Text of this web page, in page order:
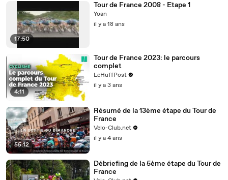
17:50
Tour de France 2008 - Etape 1
Yoan
il y a 18 ans
4:11
Tour de France 2023: le parcours
complet
LeHuffPost
il y a 3 ans
55:12
Résumé de la 13ème étape du Tour de
France
Velo-Club.net
il y a 4 ans
Débriefing de la 5ème étape du Tour de
France